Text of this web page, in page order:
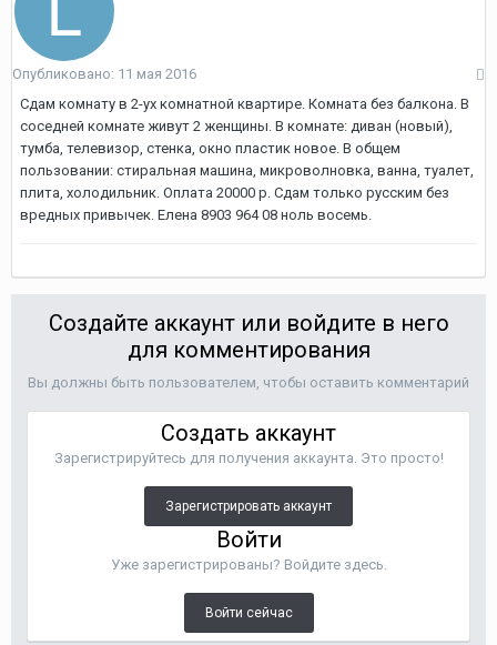
Опубликовано: 11 мая 2016
Сдам комнату в 2-ух комнатной квартире. Комната без балкона. В
соседней комнате живут 2 женщины. В комнате: диван (новый),
тумба, телевизор, стенка, окно пластик новое. В общем
пользовании: стиральная машина, микроволновка, ванна, туалет,
плита, холодильник. Оплата 20000 р. Сдам только русским без
вредных привычек. Елена 8903 964 08 ноль восемь.
Создайте аккаунт или войдите в него
для комментирования
Вы должны быть пользователем, чтобы оставить комментарий
Создать аккаунт
Зарегистрируйтесь для получения аккаунта. Это просто!
Зарегистрировать аккаунт
Войти
Уже зарегистрированы? Войдите здесь.
Войти сейчас